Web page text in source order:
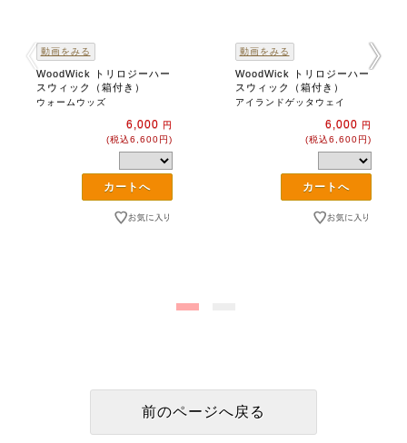
動画をみる
WoodWick トリロジーハー
スウィック（箱付き）
ウォームウッズ
6,000 円
(税込6,600円)
動画をみる
WoodWick トリロジーハー
スウィック（箱付き）
アイランドゲッタウェイ
6,000 円
(税込6,600円)